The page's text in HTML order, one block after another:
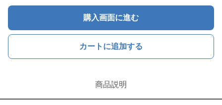
購入画面に進む
カートに追加する
商品説明